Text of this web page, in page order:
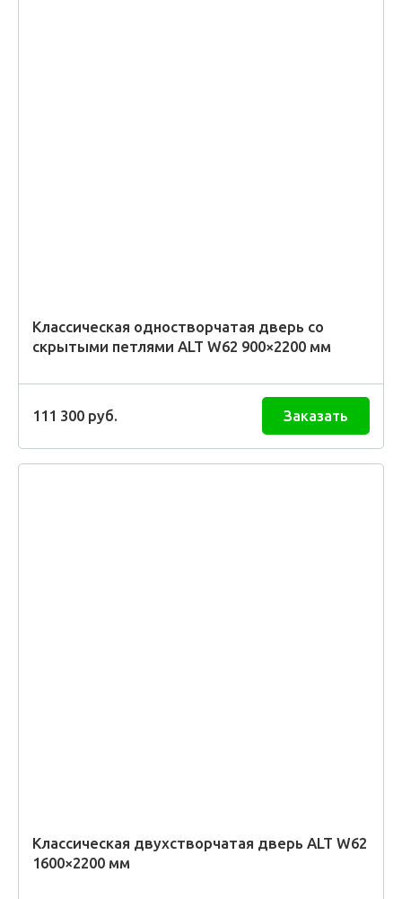
Классическая одностворчатая дверь со
скрытыми петлями ALT W62 900×2200 мм
111 300 руб. Заказать
Классическая двухстворчатая дверь ALT W62
1600×2200 мм